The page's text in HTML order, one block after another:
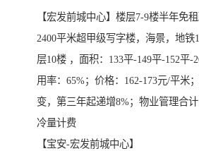
【宏发前城中心】楼层7-9楼半年免
2400平米超甲级写字楼，海景，地铁
层10楼 ，面积：133平-149平-152平-
用率：65%；价格：162-173元/平米
变，第三年起递增8%；物业管理合
冷量计费
【宝安-宏发前城中心】